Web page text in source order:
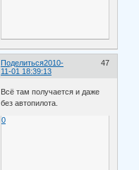
Поделиться 47
2010-
11-01 18:39:13
Всё там получается и даже
без автопилота.
0